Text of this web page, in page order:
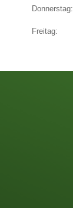
Donnerstag:
Freitag: